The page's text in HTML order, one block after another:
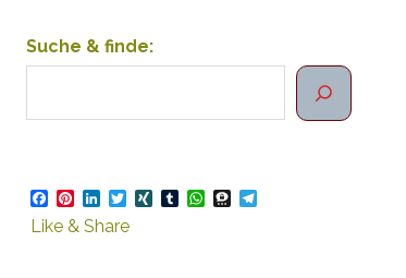
Suche & finde:
Facebook
Pinterest
LinkedIn
Twitter
XINGTumblrWhatsApp
Threema
Telegram
Like & Share